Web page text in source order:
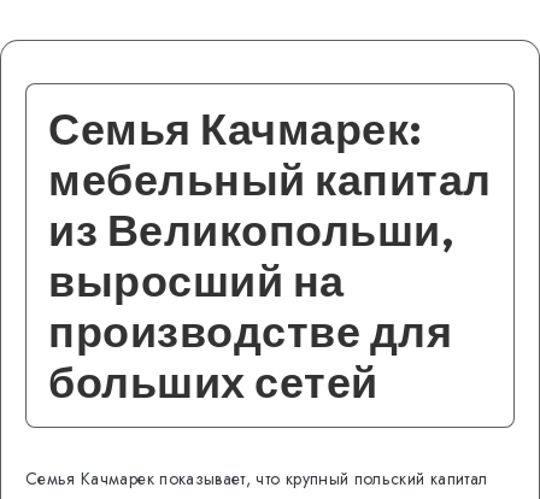
Семья Качмарек:
мебельный капитал
из Великопольши,
выросший на
производстве для
больших сетей
Семья Качмарек показывает, что крупный польский капитал